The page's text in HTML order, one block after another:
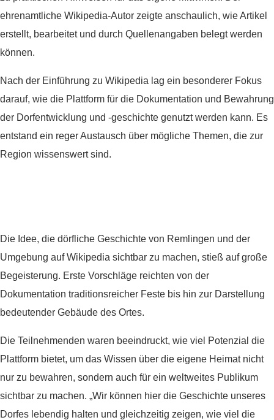
ehrenamtliche Wikipedia-Autor zeigte anschaulich, wie Artikel
erstellt, bearbeitet und durch Quellenangaben belegt werden
können.
Nach der Einführung zu Wikipedia lag ein besonderer Fokus
darauf, wie die Plattform für die Dokumentation und Bewahrung
der Dorfentwicklung und -geschichte genutzt werden kann. Es
entstand ein reger Austausch über mögliche Themen, die zur
Region wissenswert sind.
Die Idee, die dörfliche Geschichte von Remlingen und der
Umgebung auf Wikipedia sichtbar zu machen, stieß auf große
Begeisterung. Erste Vorschläge reichten von der
Dokumentation traditionsreicher Feste bis hin zur Darstellung
bedeutender Gebäude des Ortes.
Die Teilnehmenden waren beeindruckt, wie viel Potenzial die
Plattform bietet, um das Wissen über die eigene Heimat nicht
nur zu bewahren, sondern auch für ein weltweites Publikum
sichtbar zu machen. „Wir können hier die Geschichte unseres
Dorfes lebendig halten und gleichzeitig zeigen, wie viel die